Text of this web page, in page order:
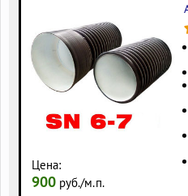
Цена:
900 руб./м.п.